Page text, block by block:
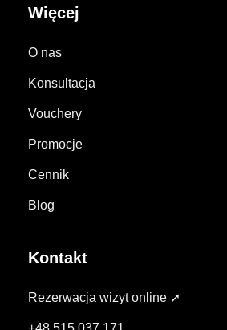
Więcej
O nas
Konsultacja
Vouchery
Promocje
Cennik
Blog
Kontakt
Rezerwacja wizyt online ➚